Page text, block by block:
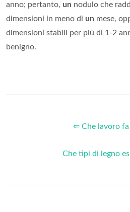
anno; pertanto, un nodulo che
dimensioni in meno di un mese,
dimensioni stabili per più di 1-2
benigno.
⇐ Che lavoro fa
Che tipi di legno